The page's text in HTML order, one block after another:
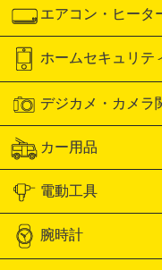
エアコン・ヒータ
ホームセキュリテ
デジカメ・カメラ
カー用品
電動工具
腕時計